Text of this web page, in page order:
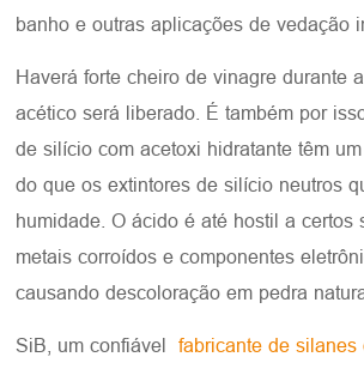
banho e outras aplicações de vedação
Haverá forte cheiro de vinagre durante
acético será liberado. É também por
de silício com acetoxi hidratante têm
do que os extintores de silício neutros
humidade. O ácido é até hostil a certos
metais corroídos e componentes
causando descoloração em pedra
SiB, um confiávelfabricante de